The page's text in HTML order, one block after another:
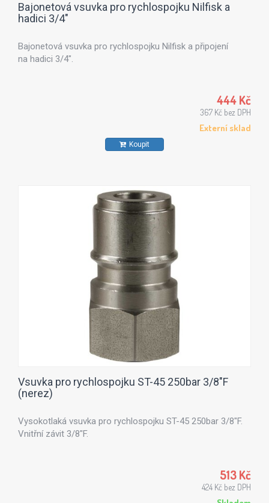
Bajonetová vsuvka pro rychlospojku Nilfisk a
hadici 3/4"
Bajonetová vsuvka pro rychlospojku Nilfisk a připojení
na hadici 3/4".
444 Kč
367 Kč bez DPH
Externí sklad
Koupit
Vsuvka pro rychlospojku ST-45 250bar 3/8"F
(nerez)
Vysokotlaká vsuvka pro rychlospojku ST-45 250bar 3/8"F.
Vnitřní závit 3/8"F.
513 Kč
424 Kč bez DPH